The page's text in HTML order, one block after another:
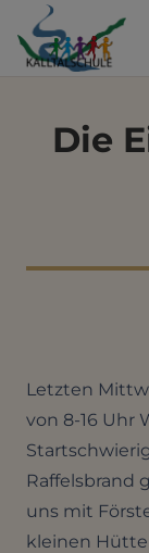
Die
Letzten
von 8-16 Uhr
Raffelsbrand
uns mit
kleinen